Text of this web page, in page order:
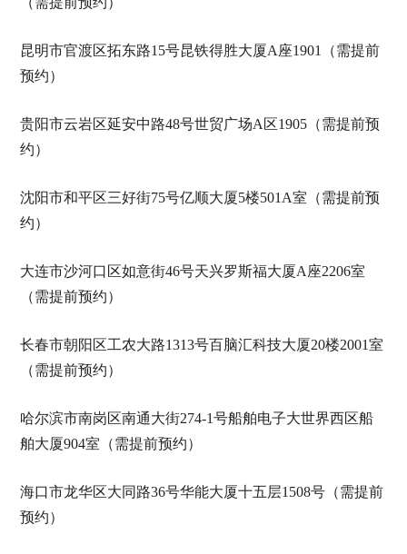
昆明市官渡区拓东路15号昆铁得胜大厦A座1901（需提前
预约）
贵阳市云岩区延安中路48号世贸广场A区1905（需提前预
约）
沈阳市和平区三好街75号亿顺大厦5楼501A室（需提前预
约）
大连市沙河口区如意街46号天兴罗斯福大厦A座2206室
（需提前预约）
长春市朝阳区工农大路1313号百脑汇科技大厦20楼2001室
（需提前预约）
哈尔滨市南岗区南通大街274-1号船舶电子大世界西区船
舶大厦904室（需提前预约）
海口市龙华区大同路36号华能大厦十五层1508号（需提前
预约）